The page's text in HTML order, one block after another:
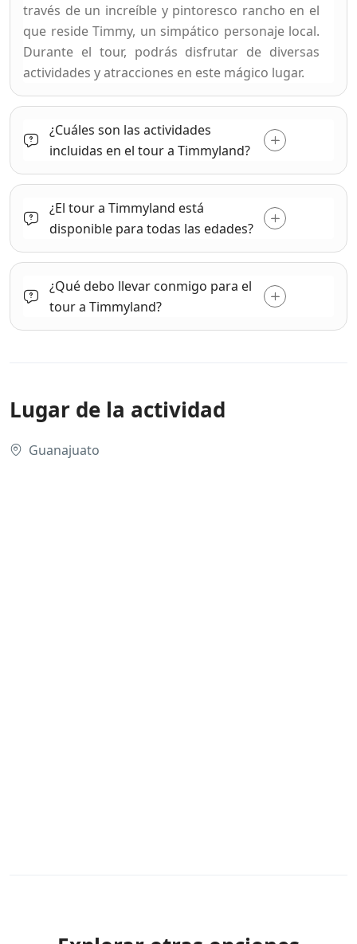
través de un increíble y pintoresco rancho en el
que reside Timmy, un simpático personaje local.
Durante el tour, podrás disfrutar de diversas
actividades y atracciones en este mágico lugar.
¿Cuáles son las actividades
incluidas en el tour a Timmyland?
¿El tour a Timmyland está
disponible para todas las edades?
¿Qué debo llevar conmigo para el
tour a Timmyland?
Lugar de la actividad
Guanajuato